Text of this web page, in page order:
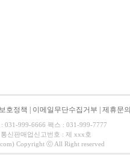
호정책 이메일무단수집거부 제휴문의
031-999-6666 팩스 : 031-999-7777
신판매업신고번호 : 제 xxx호
Copyright ⓒ All Right reserved